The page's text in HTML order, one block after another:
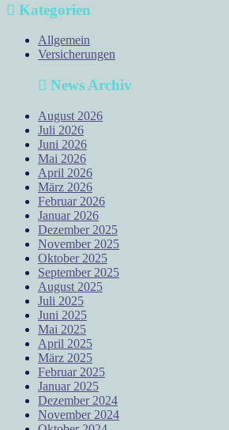
Kategorien
Allgemein
Versicherungen
News Archiv
August 2026
Juli 2026
Juni 2026
Mai 2026
April 2026
März 2026
Februar 2026
Januar 2026
Dezember 2025
November 2025
Oktober 2025
September 2025
August 2025
Juli 2025
Juni 2025
Mai 2025
April 2025
März 2025
Februar 2025
Januar 2025
Dezember 2024
November 2024